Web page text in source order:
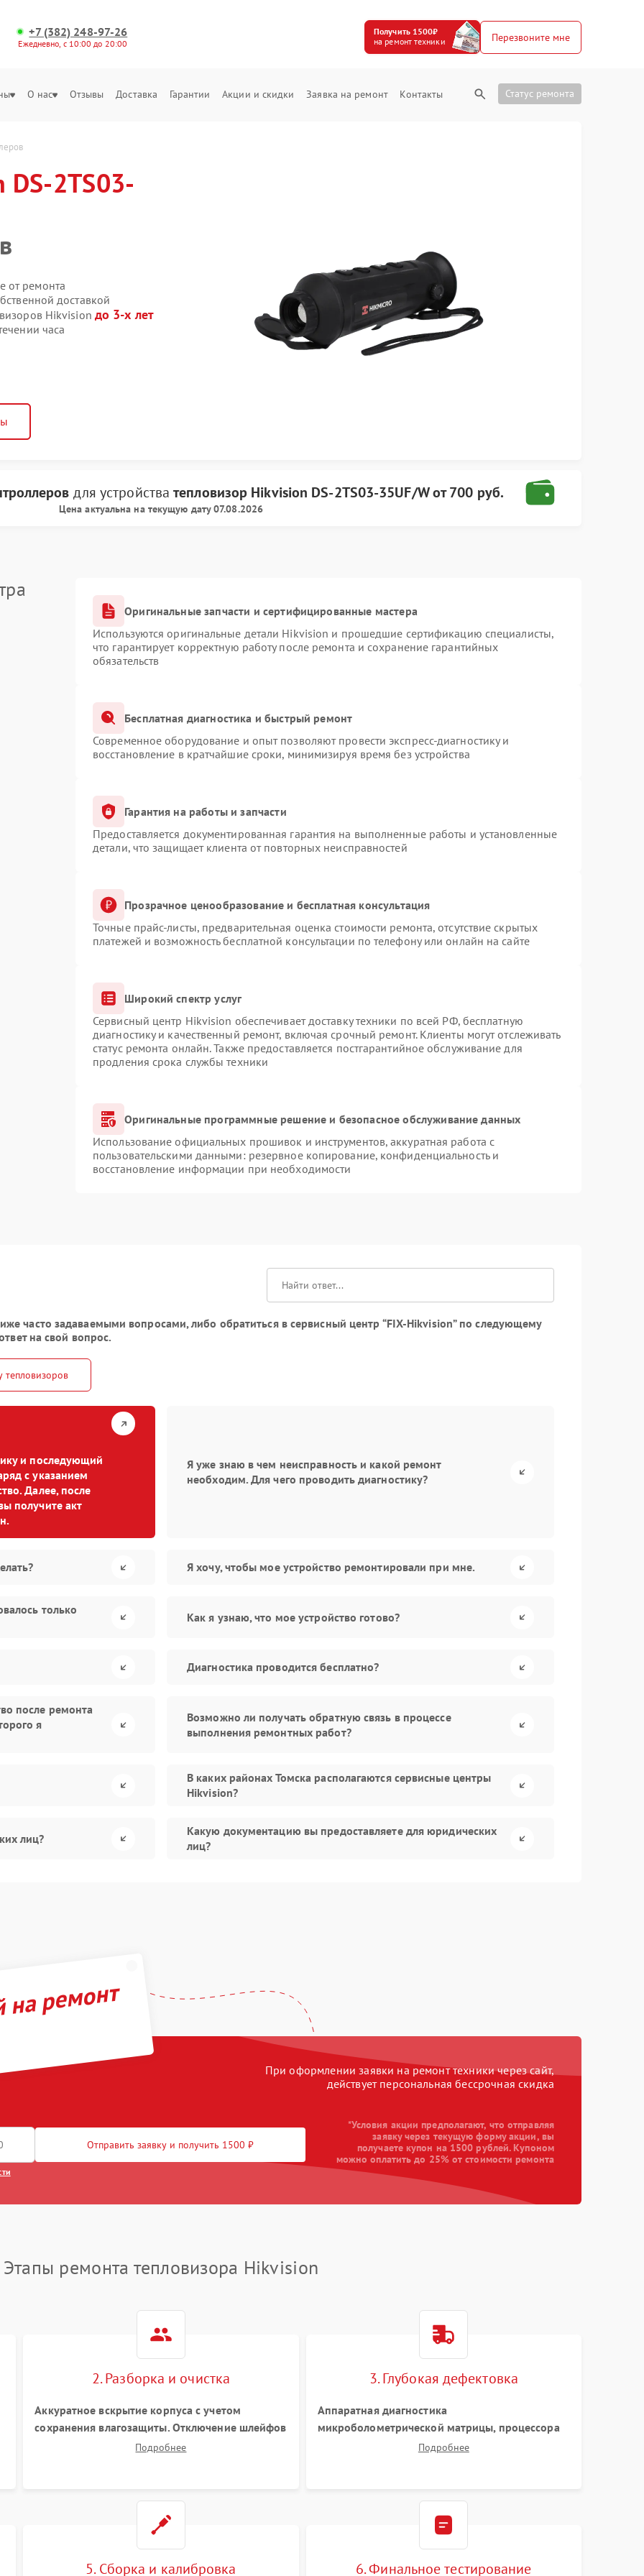
+7 (382) 248-97-26
Ежедневно, с 10:00 до 20:00
Получить 1500₽
на ремонт техники
Перезвоните мне
О нас Отзывы Доставка Гарантии Акции и скидки Заявка на ремонт Контакты Статус ремонта
2TS03-
от ремонта
доставкой
Hikvision до 3-х лет
часа
для устройстватепловизор Hikvision DS-2TS03-35UF/Wот700 руб.
Цена актуальна на текущую дату 07.08.2026
Оригинальные запчасти и сертифицированные мастера
Используются оригинальные детали Hikvision и прошедшие сертификацию специалисты,
что гарантирует корректную работу после ремонта и сохранение гарантийных
обязательств
Бесплатная диагностика и быстрый ремонт
Современное оборудование и опыт позволяют провести экспресс-диагностику и
восстановление в кратчайшие сроки, минимизируя время без устройства
Гарантия на работы и запчасти
Предоставляется документированная гарантия на выполненные работы и установленные
детали, что защищает клиента от повторных неисправностей
Прозрачное ценообразование и бесплатная консультация
Точные прайс-листы, предварительная оценка стоимости ремонта, отсутствие скрытых
платежей и возможность бесплатной консультации по телефону или онлайн на сайте
Широкий спектр услуг
Сервисный центр Hikvision обеспечивает доставку техники по всей РФ, бесплатную
диагностику и качественный ремонт, включая срочный ремонт. Клиенты могут отслеживать
статус ремонта онлайн. Также предоставляется постгарантийное обслуживание для
продления срока службы техники
Оригинальные программные решение и безопасное обслуживание данных
Использование официальных прошивок и инструментов, аккуратная работа с
пользовательскими данными: резервное копирование, конфиденциальность и
восстановление информации при необходимости
часто задаваемыми вопросами, либо обратиться в сервисный центр “FIX-Hikvision” по следующему
на свой вопрос.
тепловизоров
и последующий
с указанием
Далее, после
получите акт
Я уже знаю в чем неисправность и какой ремонт
необходим. Для чего проводить диагностику?
Я хочу, чтобы мое устройство ремонтировали при мне.
только
Как я узнаю, что мое устройство готово?
Диагностика проводится бесплатно?
после ремонта
я
Возможно ли получать обратную связь в процессе
выполнения ремонтных работ?
В каких районах Томска располагаются сервисные центры
Hikvision?
лиц?
Какую документацию вы предоставляете для юридических
лиц?
ремонт
При оформлении заявки на ремонт техники через сайт,
действует персональная бессрочная скидка
Отправить заявку и получить 1500 ₽
*Условия акции предполагают, что отправляя
заявку через текущую форму акции, вы
получаете купон на 1500 рублей. Купоном
можно оплатить до 25% от стоимости ремонта
Этапы ремонта тепловизора Hikvision
2. Разборка и очистка
Аккуратное вскрытие корпуса с учетом
сохранения влагозащиты. Отключение шлейфов
питания и дисплея. Очистка внутренних плат от
Подробнее
3. Глубокая дефектовка
Аппаратная диагностика
микроболометрической матрицы, процессора
обработки изображений и цепей питания.
Подробнее
5. Сборка и калибровка 6. Финальное тестирование